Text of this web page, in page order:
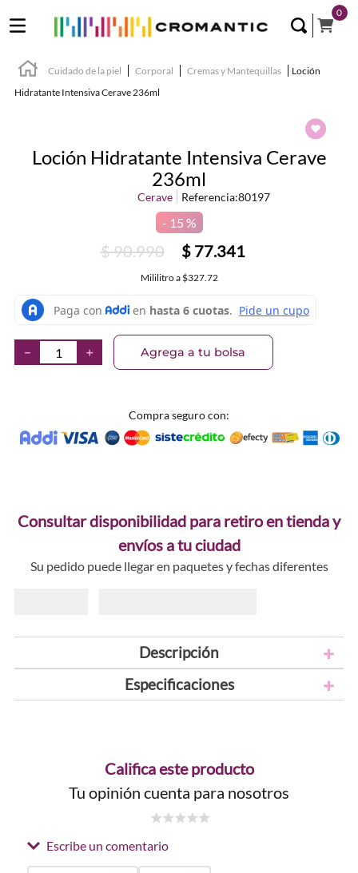
0
Cuidado de la piel Corporal Cremas y Mantequillas
Loción
Hidratante Intensiva Cerave 236ml
Loción Hidratante Intensiva Cerave
236ml
Cerave Referencia:80197
15 %
$90.990 $ 77.341
Mililitroa $327.72
＋
－ Agrega a tu bolsa
Compra seguro con:
Consultar disponibilidad para retiro en tienda y
envíos a tu ciudad
Su pedido puede llegar en paquetes y fechas diferentes
Descripción
Especificaciones
Califica este producto
Tu opinión cuenta para nosotros
Escribe un comentario